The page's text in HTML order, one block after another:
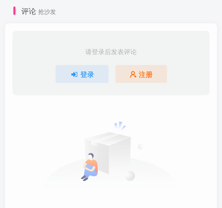
评论 抢沙发
请登录后发表评论
登录 注册